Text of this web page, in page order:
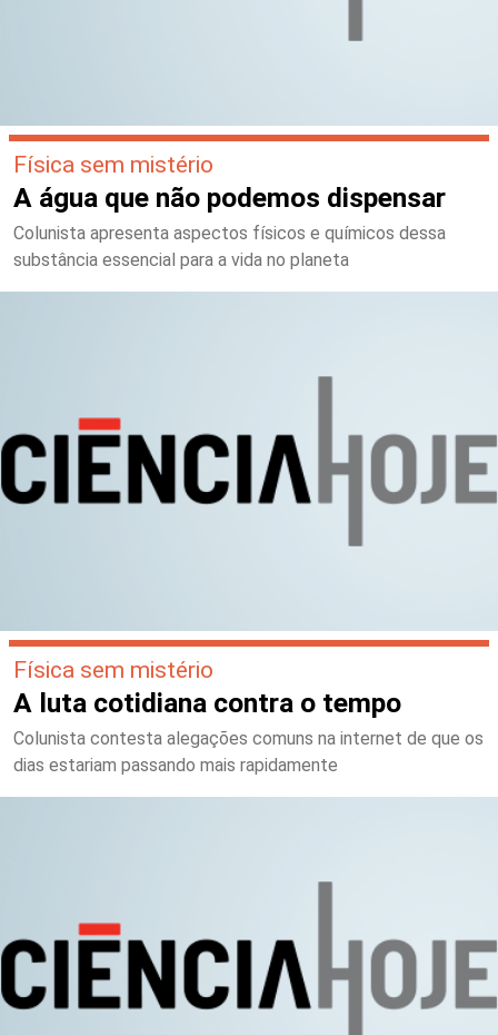
Física sem mistério
A água que não podemos dispensar
Colunista apresenta aspectos físicos e químicos dessa
substância essencial para a vida no planeta
Física sem mistério
A luta cotidiana contra o tempo
Colunista contesta alegações comuns na internet de que os
dias estariam passando mais rapidamente